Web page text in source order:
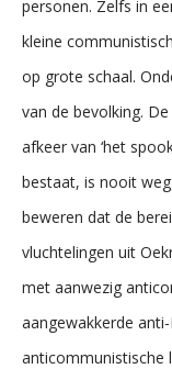
personen. Zelfs in
kleine
op grote schaal.
van de bevolking.
afkeer van ‘het
bestaat, is nooit
beweren dat de
vluchtelingen uit
met aanwezig
aangewakkerde
anticommunistische